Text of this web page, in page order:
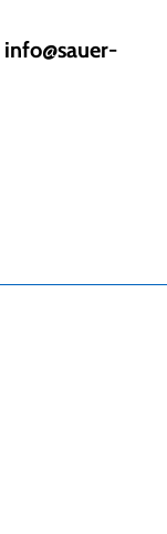
info@sauer-